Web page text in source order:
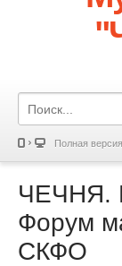
Полная
ЧЕЧНЯ.
Форум
СКФО